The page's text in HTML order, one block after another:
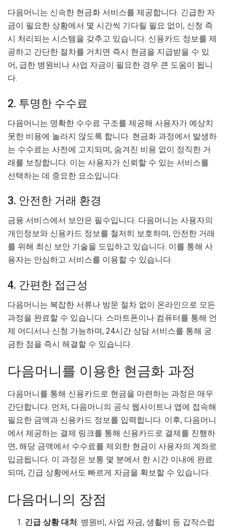
다음머니는 신속한 현금화 서비스를 제공합니다. 긴급한 자
금이 필요한 상황에서 몇 시간씩 기다릴 필요 없이, 신청 즉
시 처리되는 시스템을 갖추고 있습니다. 신용카드 정보를 제
공하고 간단한 절차를 거치면 즉시 현금을 지급받을 수 있
어, 급한 병원비나 사업 자금이 필요한 경우 큰 도움이 됩니
다.
2. 투명한 수수료
다음머니는 명확한 수수료 구조를 제공해 사용자가 예상치
못한 비용에 놀라지 않도록 합니다. 현금화 과정에서 발생하
는 수수료는 사전에 고지되며, 숨겨진 비용 없이 정직한 거
래를 보장합니다. 이는 사용자가 신뢰할 수 있는 서비스를
선택하는 데 중요한 요소입니다.
3. 안전한 거래 환경
금융 서비스에서 보안은 필수입니다. 다음머니는 사용자의
개인정보와 신용카드 정보를 철저히 보호하며, 안전한 거래
를 위해 최신 보안 기술을 도입하고 있습니다. 이를 통해 사
용자는 안심하고 서비스를 이용할 수 있습니다.
4. 간편한 접근성
다음머니는 복잡한 서류나 방문 절차 없이 온라인으로 모든
과정을 완료할 수 있습니다. 스마트폰이나 컴퓨터를 통해 언
제 어디서나 신청 가능하며, 24시간 상담 서비스를 통해 궁
금한 점을 즉시 해결할 수 있습니다.
다음머니를 이용한 현금화 과정
다음머니를 통해 신용카드로 현금을 마련하는 과정은 매우
간단합니다. 먼저, 다음머니의 공식 웹사이트나 앱에 접속해
필요한 금액과 신용카드 정보를 입력합니다. 이후, 다음머니
에서 제공하는 결제 링크를 통해 신용카드로 결제를 진행하
면, 해당 금액에서 수수료를 제외한 현금이 사용자의 계좌로
입금됩니다. 이 과정은 보통 몇 분에서 한 시간 이내에 완료
되며, 긴급 상황에서도 빠르게 자금을 확보할 수 있습니다.
다음머니의 장점
긴급 상황 대처: 병원비, 사업 자금, 생활비 등 갑작스럽